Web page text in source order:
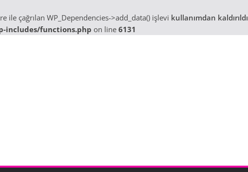
çağrılan WP_Dependencies->add_data() işlevi kullanımdan kaldırıldı
includes/functions.php on line 6131